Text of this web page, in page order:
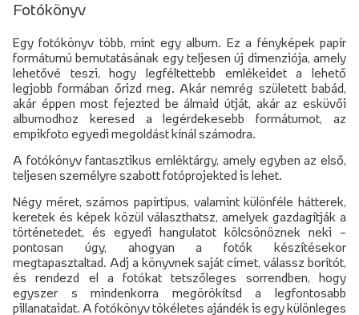
Fotókönyv
Egy fotókönyv több, mint egy album. Ez a fényképek papír
formátumú bemutatásának egy teljesen új dimenziója, amely
lehetővé teszi, hogy legféltettebb emlékeidet a lehető
legjobb formában őrizd meg. Akár nemrég született babád,
akár éppen most fejezted be álmaid útját, akár az esküvői
albumodhoz keresed a legérdekesebb formátumot, az
empikfoto egyedi megoldást kínál számodra.
A fotókönyv fantasztikus emléktárgy, amely egyben az első,
teljesen személyre szabott fotóprojekted is lehet.
Négy méret, számos papírtípus, valamint különféle hátterek,
keretek és képek közül választhatsz, amelyek gazdagítják a
történetedet, és egyedi hangulatot kölcsönöznek neki –
pontosan úgy, ahogyan a fotók készítésekor
megtapasztaltad. Adj a könyvnek saját címet, válassz borítót,
és rendezd el a fotókat tetszőleges sorrendben, hogy
egyszer s mindenkorra megörökítsd a legfontosabb
pillanataidat. A fotókönyv tökéletes ajándék is egy különleges